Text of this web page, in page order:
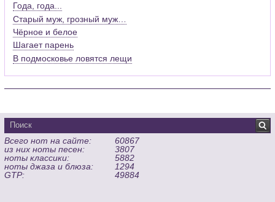
Года, года...
Старый муж, грозный муж…
Чёрное и белое
Шагает парень
В подмосковье ловятся лещи
Всего нот на сайте:
60867
из них ноты песен:
3807
ноты классики:
5882
ноты джаза и блюза:
1294
GTP:
49884